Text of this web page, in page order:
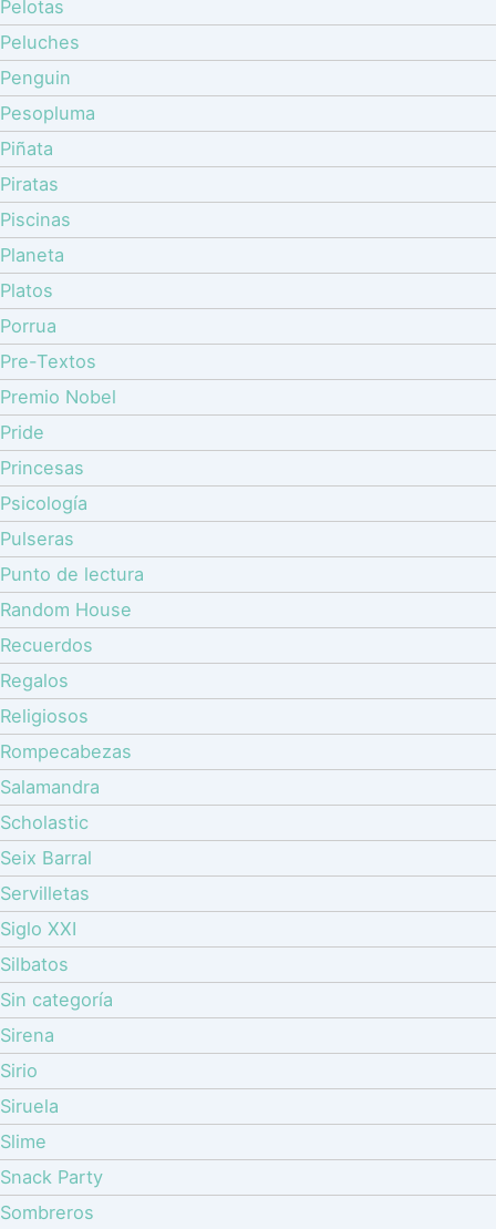
Pelotas
Peluches
Penguin
Pesopluma
Piñata
Piratas
Piscinas
Planeta
Platos
Porrua
Pre-Textos
Premio Nobel
Pride
Princesas
Psicología
Pulseras
Punto de lectura
Random House
Recuerdos
Regalos
Religiosos
Rompecabezas
Salamandra
Scholastic
Seix Barral
Servilletas
Siglo XXI
Silbatos
Sin categoría
Sirena
Sirio
Siruela
Slime
Snack Party
Sombreros